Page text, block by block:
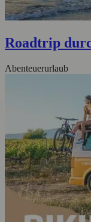
Roadtrip
Abenteuerurlaub